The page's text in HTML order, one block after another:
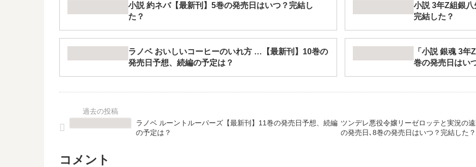
小説 約ネバ【最新刊】5巻の発売日はいつ？完結し
た？
小説 3年Z組銀
完結した？
ラノベ おいしいコーヒーのいれ方 …【最新刊】10巻の
発売日予想、続編の予定は？
「小説 銀魂 3
巻の発売日はい
ラノベ ルーントルーパーズ【最新刊】11巻の発売日予想、続編
の予定は？
ツンデレ悪役令嬢リーゼロッテと実況の
の発売日､8巻の発売日はいつ？完結した？
コメント